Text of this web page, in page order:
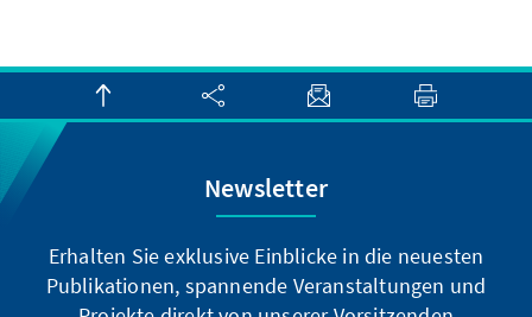
Newsletter
Erhalten Sie exklusive Einblicke in die neuesten
Publikationen, spannende Veranstaltungen und